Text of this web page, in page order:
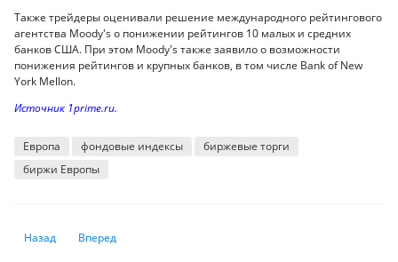
Также трейдеры оценивали решение международного рейтингового
агентства Moody's о понижении рейтингов 10 малых и средних
банков США. При этом Moody's также заявило о возможности
понижения рейтингов и крупных банков, в том числе Bank of New
York Mellon.
Источник 1prime.ru.
Европа фондовые индексы
биржевые торги
биржи Европы
Предыдущий: Фьючерсы Уолл-стрит повышаются на рисковых
Назад Следующий: Что такое рентабельность инвестиций и как
Вперед